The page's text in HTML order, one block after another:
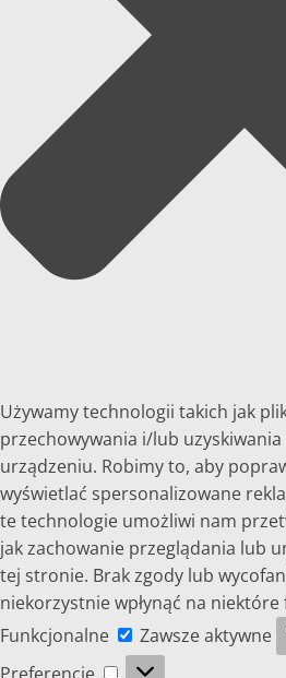
Używamy technologii takich jak
przechowywania i/lub
urządzeniu. Robimy to, aby
wyświetlać spersonalizowane
te technologie umożliwi nam
jak zachowanie przeglądania lub
tej stronie. Brak zgody lub
niekorzystnie wpłynąć na niektóre
Funkcjonalne
Funkcjonalne
Zawsze aktywne
Preferencje